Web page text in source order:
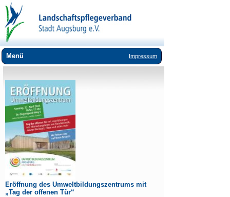
Impressum
Menü
Landschaftspflege
Umweltbildung
Lebensräume
Arten
Downloads
Links
Eröffnung des Umweltbildungszentrums mit
„Tag der offenen Tür“